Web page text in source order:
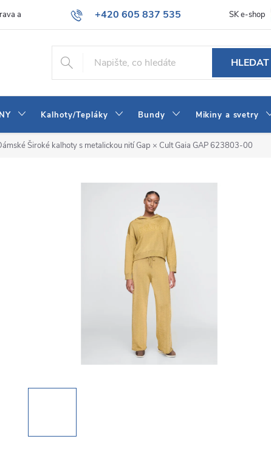
+420 605 837 535
info@jeans-shop.cz
a platba Obchodní podmínky Naše prodejna Blog
SK e-shop
HLEDAT
Kalhoty/Tepláky Bundy Mikiny a svetry
Široké kalhoty s metalickou nití Gap × Cult Gaia GAP 623803-00